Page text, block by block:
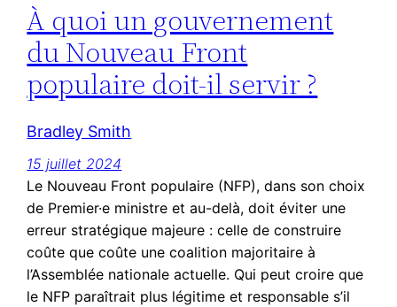
À quoi un gouvernement
du Nouveau Front
populaire doit-il servir ?
Bradley Smith
15 juillet 2024
Le Nouveau Front populaire (NFP), dans son choix
de Premier·e ministre et au-delà, doit éviter une
erreur stratégique majeure : celle de construire
coûte que coûte une coalition majoritaire à
l’Assemblée nationale actuelle. Qui peut croire que
le NFP paraîtrait plus légitime et responsable s’il